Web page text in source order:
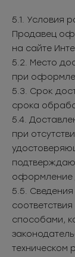
5.1. Условия
Продавец
на сайте
5.2. Место
при
5.3. Срок
срока
5.4.
при
оформление
5.5.
способами,
техническом